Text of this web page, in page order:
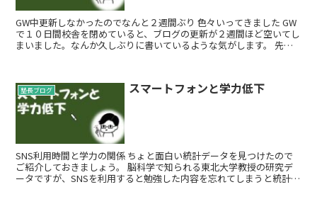
GW中更新しなかったのでなんと２週間ぶり 色々いってきました GW
で１０日間校舎を閉めていると、ブログの更新が２週間ほど空いてし
まいました。なんか久しぶりに書いているような気がします。 先生
塾長ブログ スマートフォンと学力低下
SNS利用時間と学力の関係 ちょと面白い統計データを見つけたので
ご紹介しておきましょう。 脳科学で知られる東北大学教授の研究デ
ータですが、SNSを利用すると勉強した内容を忘れてしまうと統計デ